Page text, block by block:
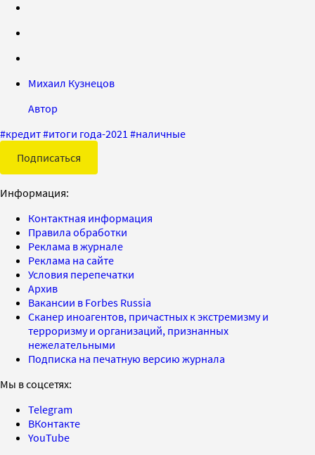
Михаил Кузнецов
Автор
#кредит#итоги года-2021 #наличные
Подписаться
Информация:
Контактная информация
Правила обработки
Реклама в журнале
Реклама на сайте
Условия перепечатки
Архив
Вакансии в Forbes Russia
Сканер иноагентов, причастных к экстремизму и
терроризму и организаций, признанных
нежелательными
Подписка на печатную версию журнала
Мы в соцсетях:
Telegram
ВКонтакте
YouTube